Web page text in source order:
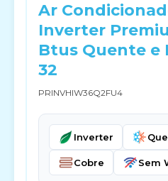
Ar
Inverter
Btus Quente e
32
PRINVHIW36Q2FU4
Inverter
Cobre Sem